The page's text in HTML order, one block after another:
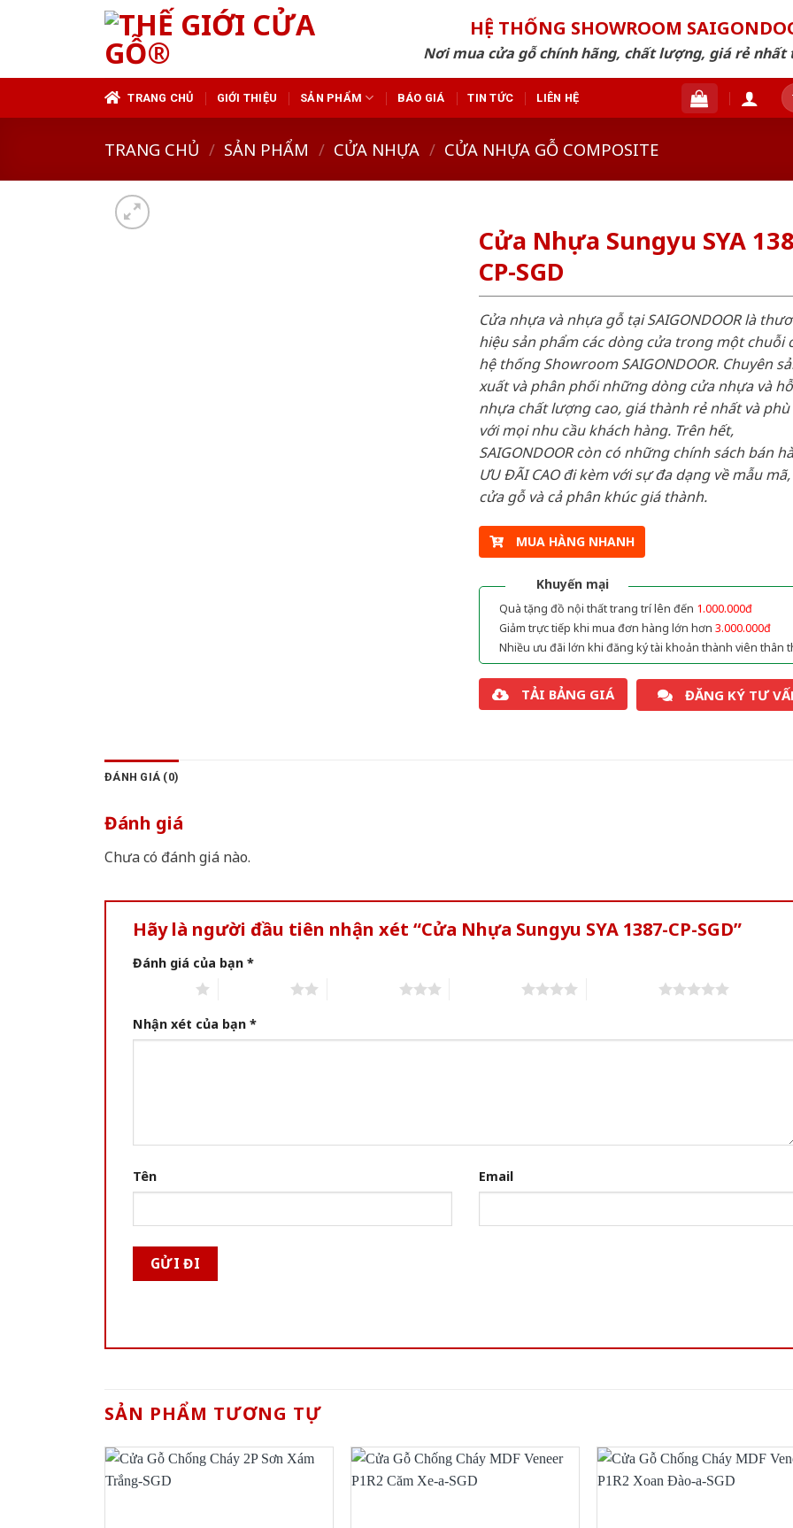
HỆ THỐNG SHOWROOM
Nơi mua cửa gỗ chính hãng, chất lượng, giá rẻ nhất
TRANG CHỦ GIỚI THIỆU SẢN PHẨM BÁO GIÁ TIN TỨC LIÊN HỆ
TRANG CHỦ / SẢN PHẨM / CỬA NHỰA / CỬA NHỰA GỖ COMPOSITE
Cửa Nhựa Sungyu SYA
CP-SGD
Cửa nhựa và nhựa gỗ tại SAIGONDOOR là
hiệu sản phẩm các dòng cửa trong một chuỗi
hệ thống Showroom SAIGONDOOR. Chuyên
xuất và phân phối những dòng cửa nhựa và
nhựa chất lượng cao, giá thành rẻ nhất và
với mọi nhu cầu khách hàng. Trên hết,
SAIGONDOOR còn có những chính sách bán
ƯU ĐÃI CAO đi kèm với sự đa dạng về mẫu
cửa gỗ và cả phân khúc giá thành.
MUA HÀNG NHANH
Khuyến mại
Quà tặng đồ nội thất trang trí lên đến 1.000.000đ
Giảm trực tiếp khi mua đơn hàng lớn hơn 3.000.000đ
Nhiều ưu đãi lớn khi đăng ký tài khoản thành viên thân
TẢI BẢNG GIÁ ĐĂNG KÝ TƯ
ĐÁNH GIÁ (0)
Đánh giá
Chưa có đánh giá nào.
Hãy là người đầu tiên nhận xét “Cửa Nhựa Sungyu SYA 1387-CP-SGD”
Đánh giá của bạn *
Nhận xét của bạn *
Tên Email
SẢN PHẨM TƯƠNG TỰ